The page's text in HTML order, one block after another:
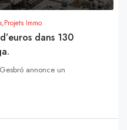
,Projets Immo
dans 130
annonce un